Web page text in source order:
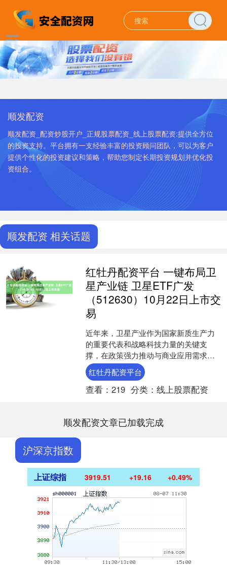
顺发配资
顺发配资_配资炒股开户_正规股票配资_线上股票配资:提供全方位
的投资支持。平台拥有一支经验丰富的投资顾问团队，可以为客户
提供个性化的投资建议和策略，帮助您制定长期投资规划并优化投
资组合。
顺发配资 相关话题
红牡丹配资平台 一键布局卫
星产业链 卫星ETF广发
（512630）10月22日上市交
易
近年来，卫星产业作为国家新质生产力
的重要代表和战略科技力量的关键支
撑，在政策强力推动与商业应用需求增
长的共振下，正迎来黄金发展期。为助
力投资者便捷把握产业发展机....
红牡丹配资平台
查看： 219 分类： 线上股票配资
顺发配资文章已加载完成
沪深京指数
上证综指 3919.51 +19.16 +0.49%